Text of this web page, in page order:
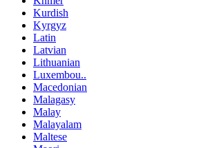
Kurdish
Kyrgyz
Latin
Latvian
Lithuanian
Luxembou..
Macedonian
Malagasy
Malay
Malayalam
Maltese